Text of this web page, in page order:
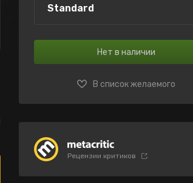
Standard
Нет в наличии
В список желаемого
Рецензии критиков